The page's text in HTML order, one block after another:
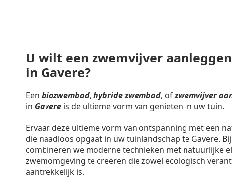
U wilt een zwemvijver
in Gavere?
Een biozwembad, hybride zwembad, ofzwemvijver
in Gavere is de ultieme vorm van genieten in uw tuin.
Ervaar deze ultieme vorm van ontspanning met een
die naadloos opgaat in uw tuinlandschap te Gavere.
combineren we moderne technieken met natuurlijke
zwemomgeving te creëren die zowel ecologisch
aantrekkelijk is.